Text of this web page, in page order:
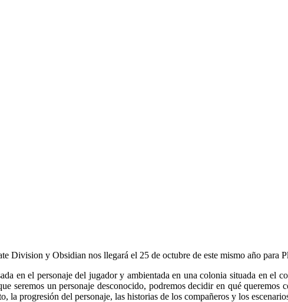
Division y Obsidian nos llegará el 25 de octubre de este mismo año para
en el personaje del jugador y ambientada en una colonia situada en
seremos un personaje desconocido, podremos decidir en qué
la progresión del personaje, las historias de los compañeros y los